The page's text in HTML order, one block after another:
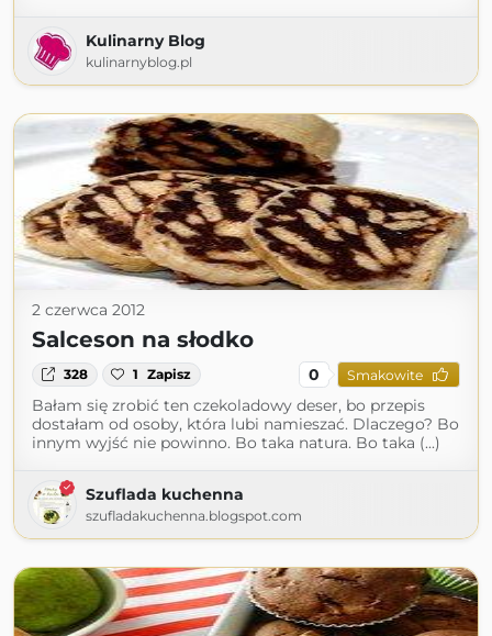
Kulinarny Blog
kulinarnyblog.pl
2 czerwca 2012
Salceson na słodko
328 1 Zapisz 0 Smakowite
Bałam się zrobić ten czekoladowy deser, bo przepis
dostałam od osoby, która lubi namieszać. Dlaczego? Bo
innym wyjść nie powinno. Bo taka natura. Bo taka (...)
Szuflada kuchenna
szufladakuchenna.blogspot.com